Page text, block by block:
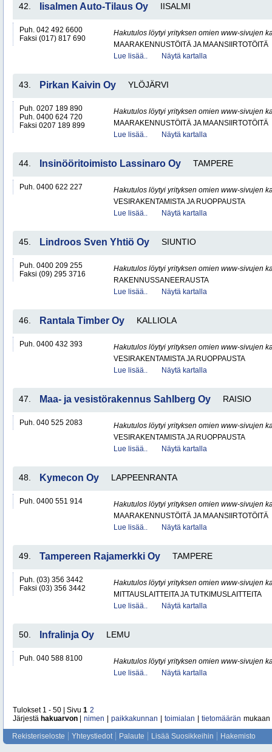
42. Iisalmen Auto-Tilaus Oy IISALMI
Puh. 042 492 6600
Faksi (017) 817 690
Hakutulos löytyi yrityksen omien www-sivujen
MAARAKENNUSTÖITÄ JA MAANSIIRTOTÖITÄ
Lue lisää..
Näytä kartalla
43. Pirkan Kaivin Oy YLÖJÄRVI
Puh. 0207 189 890
Puh. 0400 624 720
Faksi 0207 189 899
Hakutulos löytyi yrityksen omien www-sivujen
MAARAKENNUSTÖITÄ JA MAANSIIRTOTÖITÄ
Lue lisää..
Näytä kartalla
44. Insinööritoimisto Lassinaro Oy TAMPERE
Puh. 0400 622 227
Hakutulos löytyi yrityksen omien www-sivujen
VESIRAKENTAMISTA JA RUOPPAUSTA
Lue lisää..
Näytä kartalla
45. Lindroos Sven Yhtiö Oy SIUNTIO
Puh. 0400 209 255
Faksi (09) 295 3716
Hakutulos löytyi yrityksen omien www-sivujen
RAKENNUSSANEERAUSTA
Lue lisää..
Näytä kartalla
46. Rantala Timber Oy KALLIOLA
Puh. 0400 432 393
Hakutulos löytyi yrityksen omien www-sivujen
VESIRAKENTAMISTA JA RUOPPAUSTA
Lue lisää..
Näytä kartalla
47. Maa- ja vesistörakennus Sahlberg Oy RAISIO
Puh. 040 525 2083
Hakutulos löytyi yrityksen omien www-sivujen
VESIRAKENTAMISTA JA RUOPPAUSTA
Lue lisää..
Näytä kartalla
48. Kymecon Oy LAPPEENRANTA
Puh. 0400 551 914
Hakutulos löytyi yrityksen omien www-sivujen
MAARAKENNUSTÖITÄ JA MAANSIIRTOTÖITÄ
Lue lisää..
Näytä kartalla
49. Tampereen Rajamerkki Oy TAMPERE
Puh. (03) 356 3442
Faksi (03) 356 3442
Hakutulos löytyi yrityksen omien www-sivujen
MITTAUSLAITTEITA JA TUTKIMUSLAITTEITA
Lue lisää..
Näytä kartalla
50. Infralinja Oy LEMU
Puh. 040 588 8100
Hakutulos löytyi yrityksen omien www-sivujen
Lue lisää..
Näytä kartalla
Tulokset 1 - 50 | Sivu 1 2
Järjestä hakuarvon nimen paikkakunnan toimialan tietomäärän mukaan
Rekisteriseloste Yhteystiedot Palaute Lisää Suosikkeihin Hakemisto